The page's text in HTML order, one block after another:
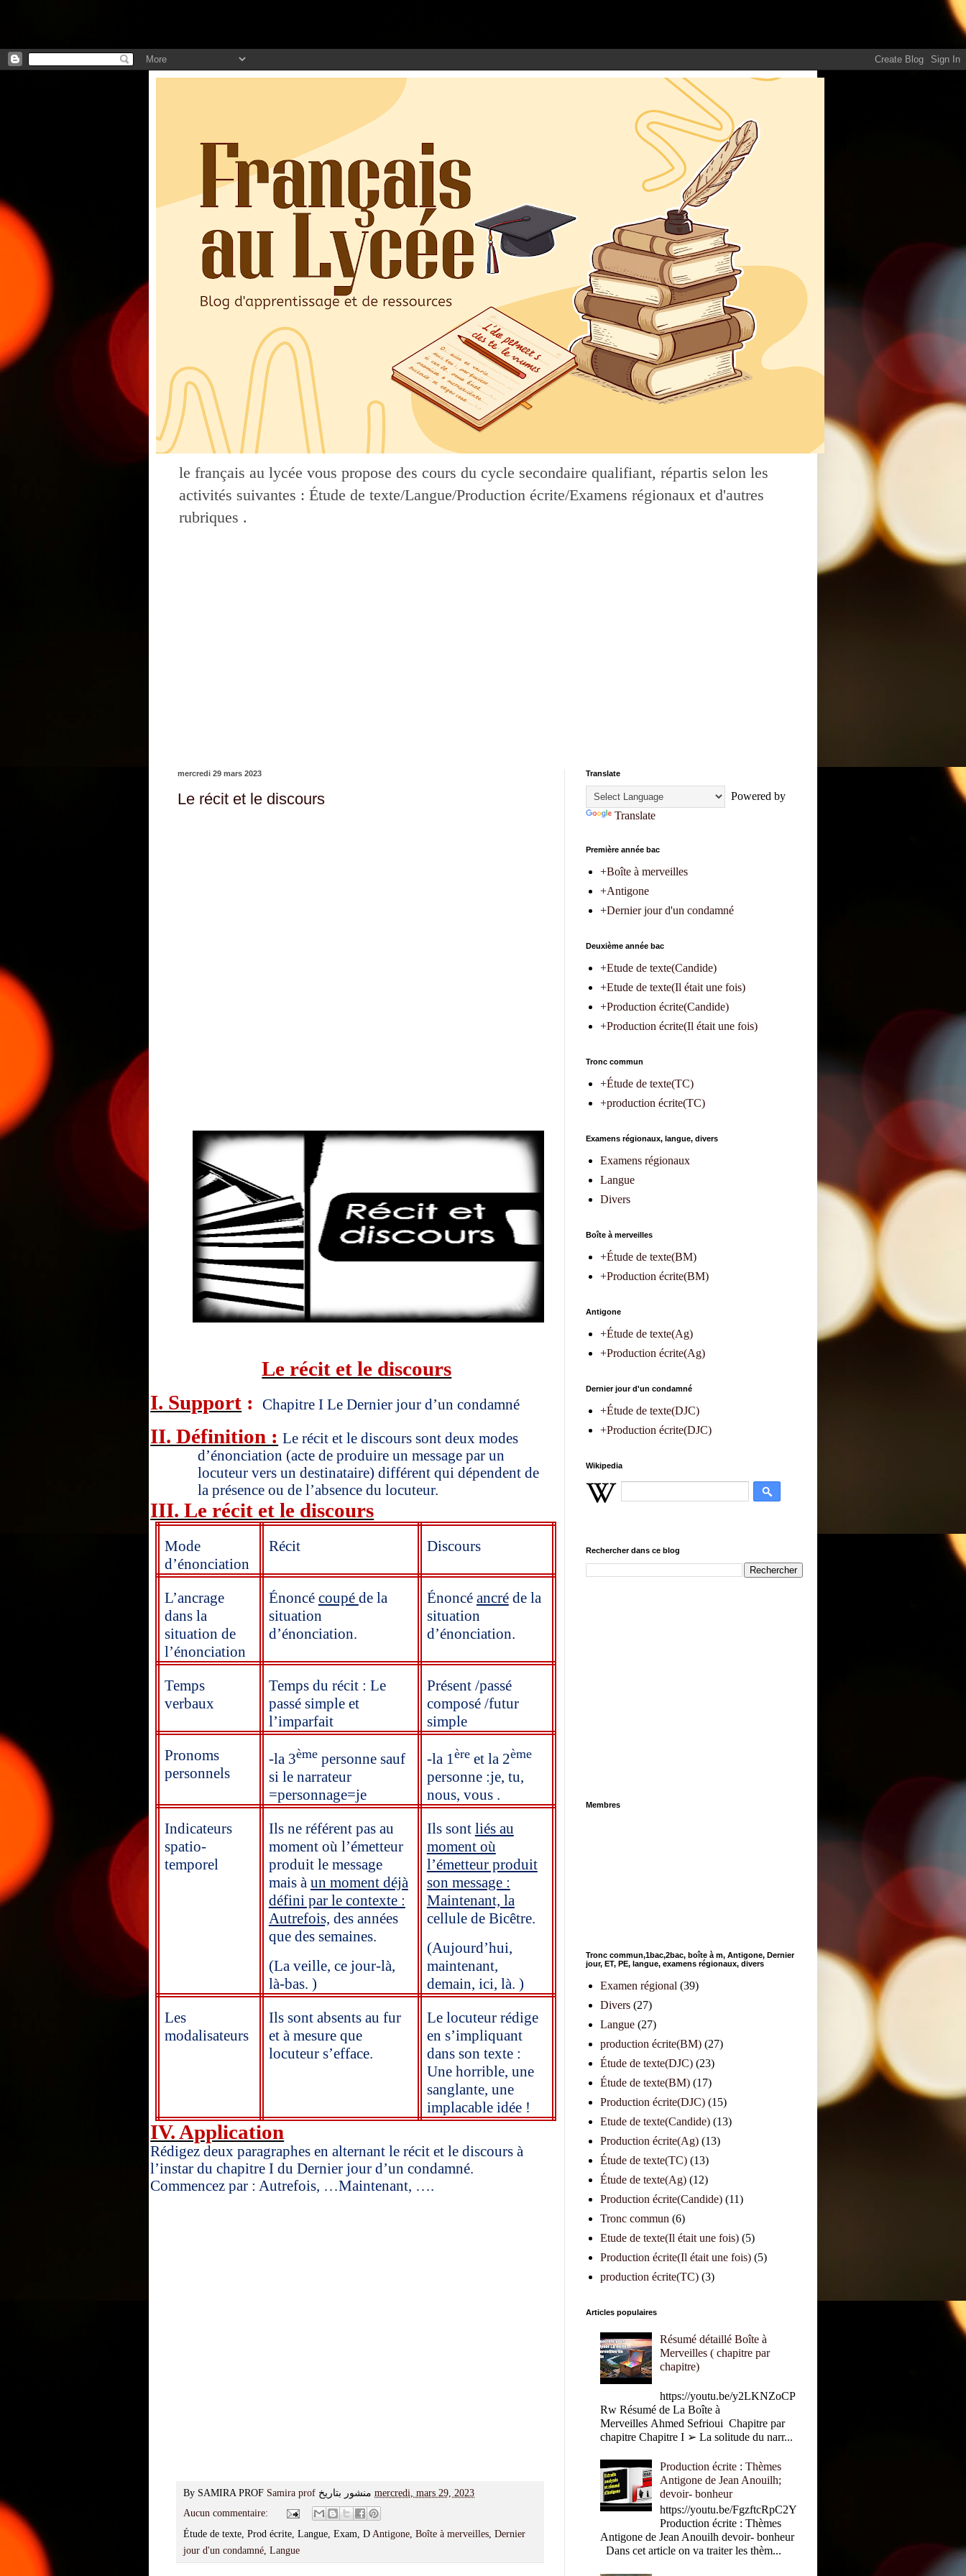
le français au lycée vous propose des cours du cycle secondaire qualifiant, répartis selon les
activités suivantes : Étude de texte/Langue/Production écrite/Examens régionaux et d'autres
rubriques .
mercredi 29 mars 2023
Le récit et le discours
Le récit et le discours
I. Support : Chapitre I Le Dernier jour d’un condamné
II. Définition : Le récit et le discours sont deux modes
d’énonciation (acte de produire un message par un
locuteur vers un destinataire) différent qui dépendent de
la présence ou de l’absence du locuteur.
III. Le récit et le discours
Mode
d’énonciation
Récit Discours
L’ancrage
dans la
situation de
l’énonciation
Énoncé coupé de la
situation
d’énonciation.
Énoncé ancréde la
situation
d’énonciation.
Temps
verbaux
Temps du récit : Le
passé simple et
l’imparfait
Présent /passé
composé /futur
simple
Pronoms
personnels
-la 3èmepersonne sauf
si le narrateur
=personnage=je
-la 1èreet la 2ème
personne :je, tu,
nous, vous .
Indicateurs
spatio-
temporel
Ils ne référent pas au
moment où l’émetteur
produit le message
mais à un moment déjà
défini par le contexte :
Autrefois, des années
que des semaines.
(La veille, ce jour-là,
là-bas. )
Ils sont liés au
moment où
l’émetteur produit
son message :
Maintenant, la
cellule de Bicêtre.
(Aujourd’hui,
maintenant,
demain, ici, là. )
Les
modalisateurs
Ils sont absents au fur
et à mesure que
locuteur s’efface.
Le locuteur rédige
en s’impliquant
dans son texte :
Une horrible, une
sanglante, une
implacable idée !
IV. Application
Rédigez deux paragraphes en alternant le récit et le discours à
l’instar du chapitre I du Dernier jour d’un condamné.
Commencez par : Autrefois, …Maintenant, ….
By SAMIRA PROF Samira prof
mercredi, mars 29, 2023
Aucun commentaire:
Étude de texte, Prod écrite, Langue, Exam, DAntigone, Boîte à merveilles, Dernier
jour d'un condamné, Langue
Translate
Powered by
Translate
Première année bac
+Boîte à merveilles
+Antigone
+Dernier jour d'un condamné
Deuxième année bac
+Etude de texte(Candide)
+Etude de texte(Il était une fois)
+Production écrite(Candide)
+Production écrite(Il était une fois)
Tronc commun
+Étude de texte(TC)
+production écrite(TC)
Examens régionaux, langue, divers
Examens régionaux
Langue
Divers
Boîte à merveilles
+Étude de texte(BM)
+Production écrite(BM)
Antigone
+Étude de texte(Ag)
+Production écrite(Ag)
Dernier jour d'un condamné
+Étude de texte(DJC)
+Production écrite(DJC)
Wikipedia
Rechercher dans ce blog
Membres
Tronc commun,1bac,2bac, boîte à m, Antigone, Dernier
jour, ET, PE, langue, examens régionaux, divers
Examen régional (39)
Divers (27)
Langue (27)
production écrite(BM) (27)
Étude de texte(DJC) (23)
Étude de texte(BM) (17)
Production écrite(DJC) (15)
Etude de texte(Candide) (13)
Production écrite(Ag) (13)
Étude de texte(TC) (13)
Étude de texte(Ag) (12)
Production écrite(Candide) (11)
Tronc commun (6)
Etude de texte(Il était une fois) (5)
Production écrite(Il était une fois) (5)
production écrite(TC) (3)
Articles populaires
Résumé détaillé Boîte à
Merveilles ( chapitre par
chapitre)
https://youtu.be/y2LKNZoCP
Rw Résumé de La Boîte à
Merveilles Ahmed Sefrioui Chapitre par
chapitre Chapitre I ➢ La solitude du narr...
Production écrite : Thèmes
Antigone de Jean Anouilh;
devoir- bonheur
https://youtu.be/FgzftcRpC2Y
Production écrite : Thèmes
Antigone de Jean Anouilh devoir- bonheur
Dans cet article on va traiter les thèm...